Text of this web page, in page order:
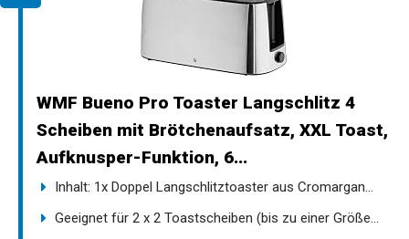
WMF Bueno Pro Toaster Langschlitz 4
Scheiben mit Brötchenaufsatz, XXL Toast,
Aufknusper-Funktion, 6...
Inhalt: 1x Doppel Langschlitztoaster aus Cromargan...
Geeignet für 2 x 2 Toastscheiben (bis zu einer Größe...